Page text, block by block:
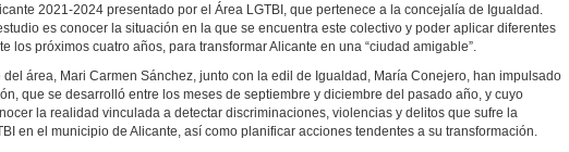
2021-2024 presentado por el Área LGTBI, que pertenece a la concejalía de Igualdad.
es conocer la situación en la que se encuentra este colectivo y poder aplicar diferentes
los próximos cuatro años, para transformar Alicante en una “ciudad amigable”.
del área, Mari Carmen Sánchez, junto con la edil de Igualdad, María Conejero, han impulsado
que se desarrolló entre los meses de septiembre y diciembre del pasado año, y cuyo
la realidad vinculada a detectar discriminaciones, violencias y delitos que sufre la
en el municipio de Alicante, así como planificar acciones tendentes a su transformación.